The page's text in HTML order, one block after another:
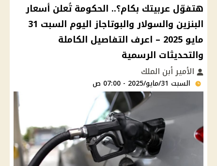
هتفوّل عربيتك بكام؟.. الحكومة تُعلن أسعار
البنزين والسولار والبوتاجاز اليوم السبت 31
مايو 2025 – اعرف التفاصيل الكاملة
والتحديثات الرسمية
الأمير أبن الملك
السبت 31/مايو/2025 - 07:00 ص